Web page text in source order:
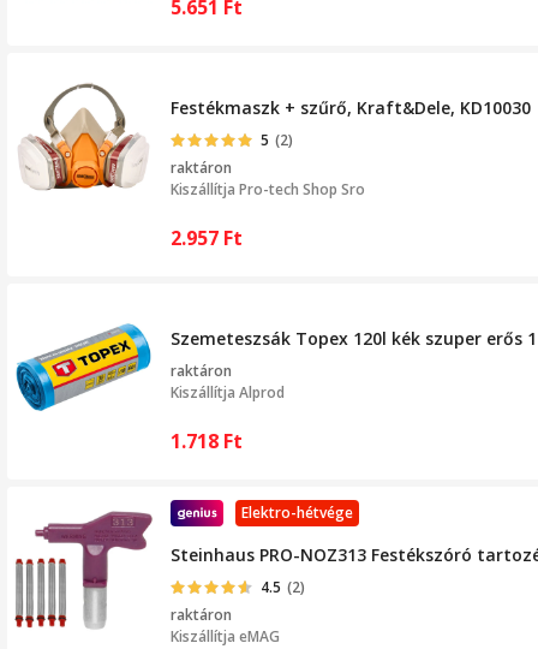
5.651 Ft
Festékmaszk + szűrő, Kraft&Dele, KD10030
5 (2)
raktáron
Kiszállítja Pro-tech Shop Sro
2.957 Ft
Szemeteszsák Topex 120l kék szuper erős
raktáron
Kiszállítja Alprod
1.718 Ft
Elektro-hétvége
Steinhaus PRO-NOZ313 Festékszóró
4.5 (2)
raktáron
Kiszállítja eMAG